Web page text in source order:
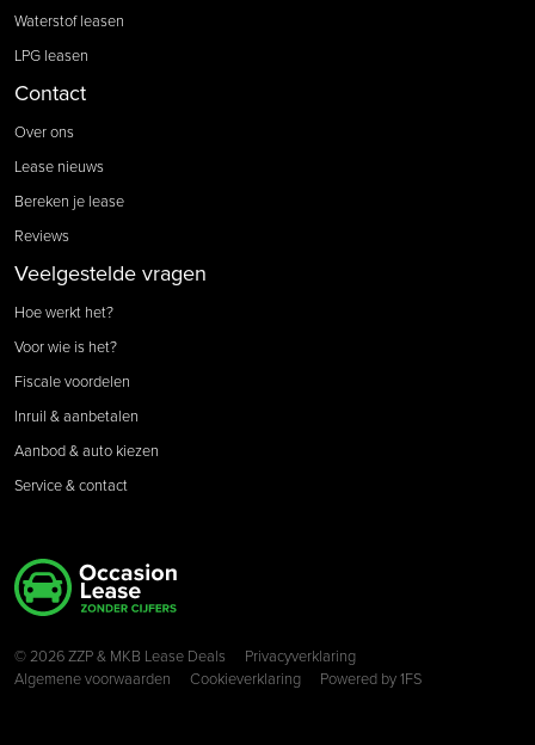
Waterstof leasen
LPG leasen
Contact
Over ons
Lease nieuws
Bereken je lease
Reviews
Veelgestelde vragen
Hoe werkt het?
Voor wie is het?
Fiscale voordelen
Inruil & aanbetalen
Aanbod & auto kiezen
Service & contact
Copyright navigation
© 2026 ZZP & MKB Lease Deals
Privacyverklaring
Algemene voorwaarden
Cookieverklaring Powered by1FS